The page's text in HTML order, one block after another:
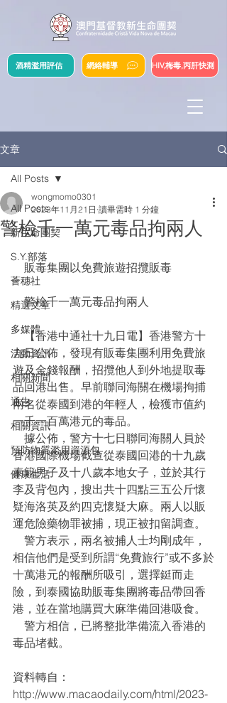
網絡輔導
酒精濫用評估 HIV,梅毒,丙肝快測
文章
All Posts
新生命團契
S.Y.部落
薈穗社
精選文章
多媒體
活動資訊
相關新聞
通告
相關資訊
預防物質濫用資源包
健康生活
All Posts
警檢千一萬元毒品拘兩人
wongmomo0301
2023年11月21日 讀畢需時 1 分鐘
    販毒集團以免費旅遊招攬販毒
    警檢千一萬元毒品拘兩人
    【香港中通社十九日電】香港警方十
九日公佈，發現有販毒集團利用免費旅
遊及金錢報酬，招攬他人到外地提取毒
品回港出售。早前聯同海關在機場拘捕
兩名從泰國到港的年輕人，檢獲市值約
一千一百萬港元的毒品。
香港國際機場截查從泰國回港的十九歲
泰籍男子及十八歲本地女子，並於其行
李及背包內，搜出共十四點三五公斤懷
疑海洛英及約四克懷疑大麻。兩人以販
運危險藥物罪被捕，現正被扣留調查。
相信他們是受到所謂“免費旅行”或不多於
十萬港元的報酬所吸引，選擇鋌而走
險，到泰國協助販毒集團將毒品帶回香
港，並在當地購買大麻準備回港吸食。
毒品堵截。
資料轉自：
http://www.macaodaily.com/html/2023-